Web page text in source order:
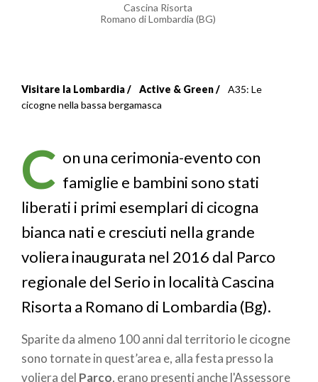
Cascina Risorta
Romano di Lombardia (BG)
Briciole
pane
Visitare la Lombardia Active & Green
A35: Le
cicogne nella bassa bergamasca
C on una cerimonia-evento con
famiglie e bambini sono stati
liberati i primi esemplari di cicogna
bianca nati e cresciuti nella grande
voliera inaugurata nel 2016 dal Parco
regionale del Serio in località Cascina
Risorta a Romano di Lombardia (Bg).
Sparite da almeno 100 anni dal territorio le cicogne
sono tornate in quest’area e, alla festa presso la
voliera del Parco, erano presenti anche l'Assessore